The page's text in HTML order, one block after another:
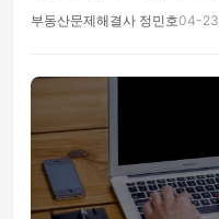
부동산문제해결사 정민호04-23